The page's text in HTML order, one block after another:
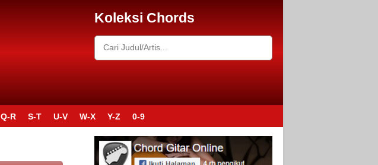
Koleksi Chords
Q-R S-T U-V W-X Y-Z 0-9